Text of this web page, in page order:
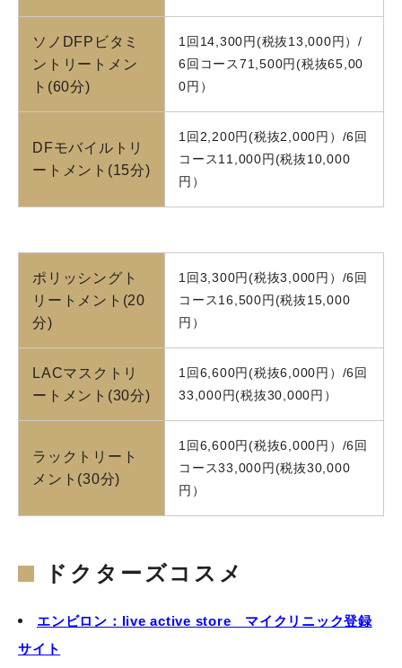
ソノDFPビタミ
ントリートメン
ト(60分)
1回14,300円(税抜13,000円）/
6回コース71,500円(税抜65,00
0円）
DFモバイルトリ
ートメント(15分)
1回2,200円(税抜2,000円）/6回
コース11,000円(税抜10,000
円）
ポリッシングト
リートメント(20
分)
1回3,300円(税抜3,000円）/6回
コース16,500円(税抜15,000
円）
LACマスクトリ
ートメント(30分)
1回6,600円(税抜6,000円）/6回
33,000円(税抜30,000円）
ラックトリート
メント(30分)
1回6,600円(税抜6,000円）/6回
コース33,000円(税抜30,000
円）
ドクターズコスメ
エンビロン：live active store マイクリニック登録
サイト